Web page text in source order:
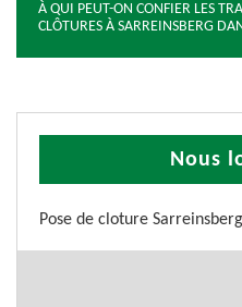
À QUI PEUT-ON CONFIER LES
CLÔTURES À SARREINSBERG
Nous
Pose de cloture Sarreinsberg